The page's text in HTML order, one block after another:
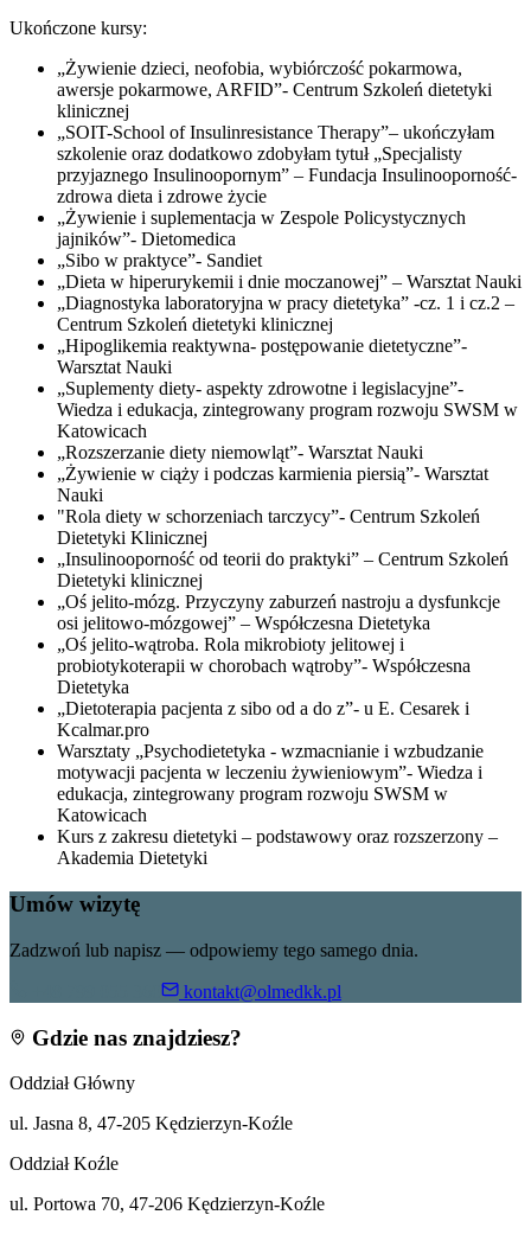
Ukończone kursy:
„Żywienie dzieci, neofobia, wybiórczość pokarmowa,
awersje pokarmowe, ARFID”- Centrum Szkoleń dietetyki
klinicznej
„SOIT-School of Insulinresistance Therapy”– ukończyłam
szkolenie oraz dodatkowo zdobyłam tytuł „Specjalisty
przyjaznego Insulinoopornym” – Fundacja Insulinooporność-
zdrowa dieta i zdrowe życie
„Żywienie i suplementacja w Zespole Policystycznych
jajników”- Dietomedica
„Sibo w praktyce”- Sandiet
„Dieta w hiperurykemii i dnie moczanowej” – Warsztat Nauki
„Diagnostyka laboratoryjna w pracy dietetyka” -cz. 1 i cz.2 –
Centrum Szkoleń dietetyki klinicznej
„Hipoglikemia reaktywna- postępowanie dietetyczne”-
Warsztat Nauki
„Suplementy diety- aspekty zdrowotne i legislacyjne”-
Wiedza i edukacja, zintegrowany program rozwoju SWSM w
Katowicach
„Rozszerzanie diety niemowląt”- Warsztat Nauki
„Żywienie w ciąży i podczas karmienia piersią”- Warsztat
Nauki
"Rola diety w schorzeniach tarczycy”- Centrum Szkoleń
Dietetyki Klinicznej
„Insulinooporność od teorii do praktyki” – Centrum Szkoleń
Dietetyki klinicznej
„Oś jelito-mózg. Przyczyny zaburzeń nastroju a dysfunkcje
osi jelitowo-mózgowej” – Współczesna Dietetyka
„Oś jelito-wątroba. Rola mikrobioty jelitowej i
probiotykoterapii w chorobach wątroby”- Współczesna
Dietetyka
„Dietoterapia pacjenta z sibo od a do z”- u E. Cesarek i
Kcalmar.pro
Warsztaty „Psychodietetyka - wzmacnianie i wzbudzanie
motywacji pacjenta w leczeniu żywieniowym”- Wiedza i
edukacja, zintegrowany program rozwoju SWSM w
Katowicach
Kurs z zakresu dietetyki – podstawowy oraz rozszerzony –
Akademia Dietetyki
Umów wizytę
Zadzwoń lub napisz — odpowiemy tego samego dnia.
kontakt@olmedkk.pl
Gdzie nas znajdziesz?
Oddział Główny
ul. Jasna 8, 47-205 Kędzierzyn-Koźle
Oddział Koźle
ul. Portowa 70, 47-206 Kędzierzyn-Koźle